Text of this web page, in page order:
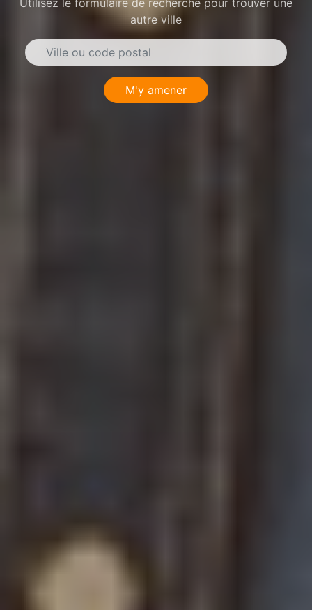
Utilisez le formulaire de recherche pour trouver une
autre ville
M'y amener